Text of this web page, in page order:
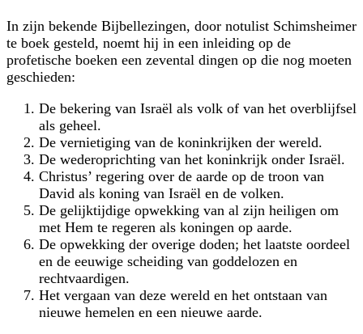
In zijn bekende Bijbellezingen, door notulist Schimsheimer
te boek gesteld, noemt hij in een inleiding op de
profetische boeken een zevental dingen op die nog moeten
geschieden:
De bekering van Israël als volk of van het overblijfsel
als geheel.
De vernietiging van de koninkrijken der wereld.
De wederoprichting van het koninkrijk onder Israël.
Christus’ regering over de aarde op de troon van
David als koning van Israël en de volken.
De gelijktijdige opwekking van al zijn heiligen om
met Hem te regeren als koningen op aarde.
De opwekking der overige doden; het laatste oordeel
en de eeuwige scheiding van goddelozen en
rechtvaardigen.
Het vergaan van deze wereld en het ontstaan van
nieuwe hemelen en een nieuwe aarde.